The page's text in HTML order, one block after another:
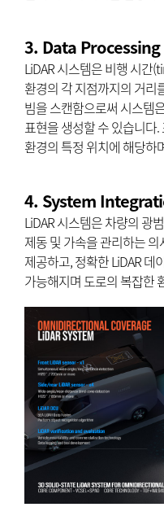
3. Data Processing
LiDAR 시스템은 비행 시간
환경의 각 지점까지의 거리
빔을 스캔함으로써 시스템
표현을 생성할 수 있습니다
환경의 특정 위치에 해당하
4. System
LiDAR 시스템은 차량의 광
제동 및 가속을 관리하는
제공하고, 정확한 LiDAR 데
가능해지며 도로의 복잡한